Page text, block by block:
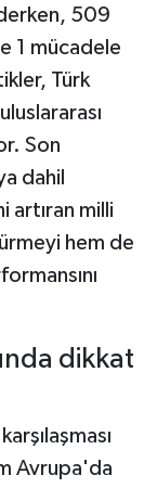
509
1 mücadele
Türk
Son
dahil
artıran milli
hem de
dikkat
Avrupa'da